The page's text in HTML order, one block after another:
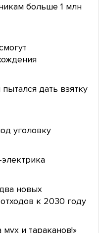
больше 1 млн
дать взятку
уголовку
новых
к 2030 году
и тараканов!»